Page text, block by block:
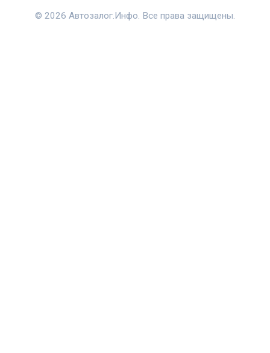
© 2026 Автозалог.Инфо. Все права защищены.